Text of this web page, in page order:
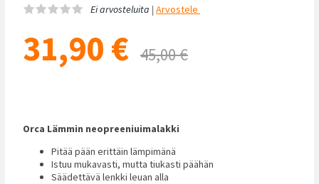
Ei arvosteluita |Arvostele
31,90 € 45,00 €
Orca Lämmin neopreeniuimalakki
Pitää pään erittäin lämpimänä
Istuu mukavasti, mutta tiukasti päähän
Säädettävä lenkki leuan alla